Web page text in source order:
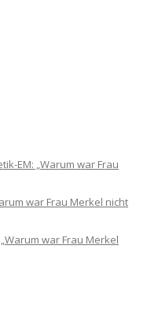
EM: „Warum war Frau
war Frau Merkel nicht
war Frau Merkel